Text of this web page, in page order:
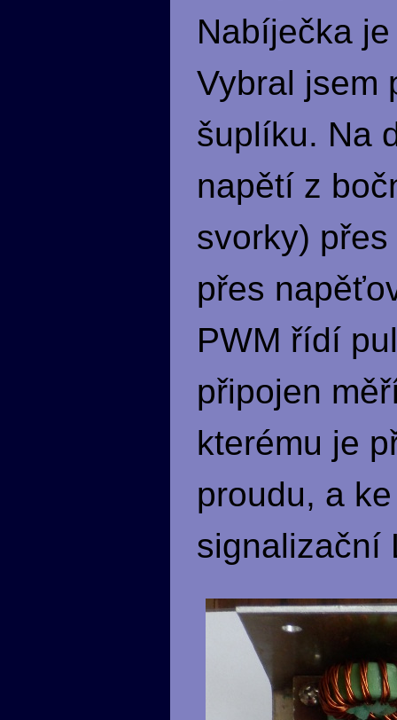
Nabíječka
Vybral jsem
šuplíku. Na
napětí z
svorky)
přes
PWM řídí
připojen
kterému je
proudu, a
signalizační